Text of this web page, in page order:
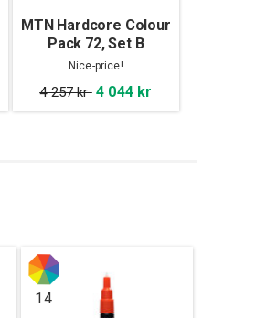
MTN Hardcore Colour
Pack 72, Set B
Nice-price!
4 257 kr 4 044 kr
14